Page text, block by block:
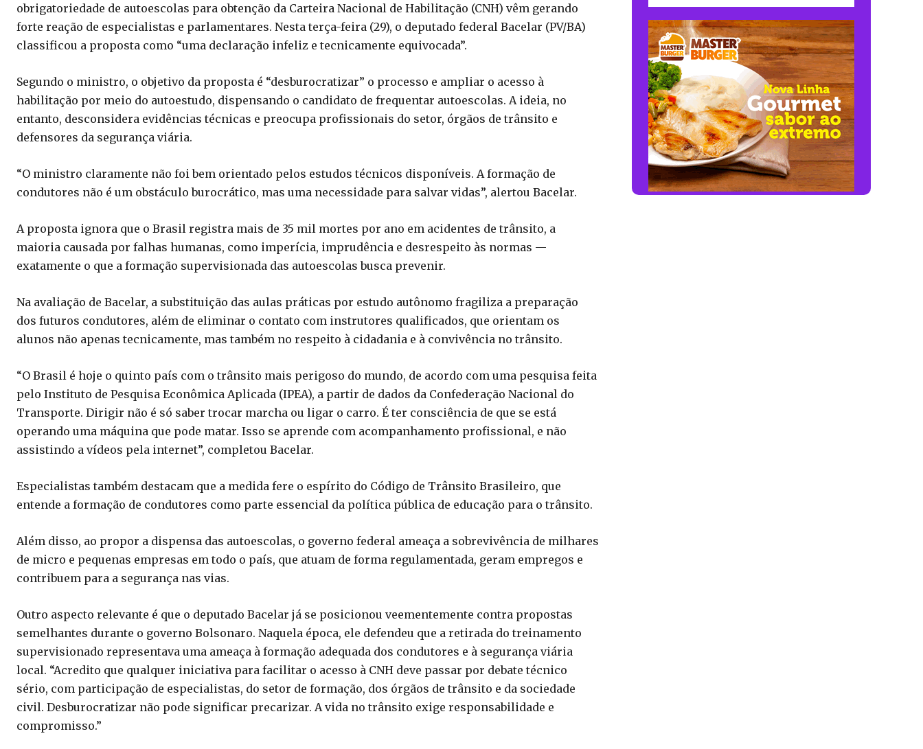
obrigatoriedade de autoescolas para obtenção da Carteira Nacional de Habilitação (CNH) vêm gerando
forte reação de especialistas e parlamentares. Nesta terça-feira (29), o deputado federal Bacelar (PV/BA)
classificou a proposta como “uma declaração infeliz e tecnicamente equivocada”.
Segundo o ministro, o objetivo da proposta é “desburocratizar” o processo e ampliar o acesso à
habilitação por meio do autoestudo, dispensando o candidato de frequentar autoescolas. A ideia, no
entanto, desconsidera evidências técnicas e preocupa profissionais do setor, órgãos de trânsito e
defensores da segurança viária.
“O ministro claramente não foi bem orientado pelos estudos técnicos disponíveis. A formação de
condutores não é um obstáculo burocrático, mas uma necessidade para salvar vidas”, alertou Bacelar.
A proposta ignora que o Brasil registra mais de 35 mil mortes por ano em acidentes de trânsito, a
maioria causada por falhas humanas, como imperícia, imprudência e desrespeito às normas —
exatamente o que a formação supervisionada das autoescolas busca prevenir.
Na avaliação de Bacelar, a substituição das aulas práticas por estudo autônomo fragiliza a preparação
dos futuros condutores, além de eliminar o contato com instrutores qualificados, que orientam os
alunos não apenas tecnicamente, mas também no respeito à cidadania e à convivência no trânsito.
“O Brasil é hoje o quinto país com o trânsito mais perigoso do mundo, de acordo com uma pesquisa feita
pelo Instituto de Pesquisa Econômica Aplicada (IPEA), a partir de dados da Confederação Nacional do
Transporte. Dirigir não é só saber trocar marcha ou ligar o carro. É ter consciência de que se está
operando uma máquina que pode matar. Isso se aprende com acompanhamento profissional, e não
assistindo a vídeos pela internet”, completou Bacelar.
Especialistas também destacam que a medida fere o espírito do Código de Trânsito Brasileiro, que
entende a formação de condutores como parte essencial da política pública de educação para o trânsito.
Além disso, ao propor a dispensa das autoescolas, o governo federal ameaça a sobrevivência de milhares
de micro e pequenas empresas em todo o país, que atuam de forma regulamentada, geram empregos e
contribuem para a segurança nas vias.
Outro aspecto relevante é que o deputado Bacelar já se posicionou veementemente contra propostas
semelhantes durante o governo Bolsonaro. Naquela época, ele defendeu que a retirada do treinamento
supervisionado representava uma ameaça à formação adequada dos condutores e à segurança viária
local. “Acredito que qualquer iniciativa para facilitar o acesso à CNH deve passar por debate técnico
sério, com participação de especialistas, do setor de formação, dos órgãos de trânsito e da sociedade
civil. Desburocratizar não pode significar precarizar. A vida no trânsito exige responsabilidade e
compromisso.”